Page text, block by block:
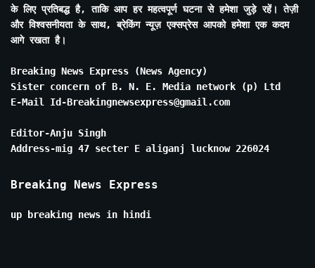
के लिए प्रतिबद्ध है, ताकि आप हर महत्वपूर्ण घटना से हमेशा जुड़े रहें। तेज़ी
और विश्वसनीयता के साथ, ब्रेकिंग न्यूज़ एक्सप्रेस आपको हमेशा एक कदम
आगे रखता है।
Breaking News Express (News Agency)
Sister concern of B. N. E. Media network (p) Ltd
E-Mail Id-Breakingnewsexpress@gmail.com
Editor-Anju Singh
Address-mig 47 secter E aliganj lucknow 226024
Breaking News Express
up breaking news in hindi